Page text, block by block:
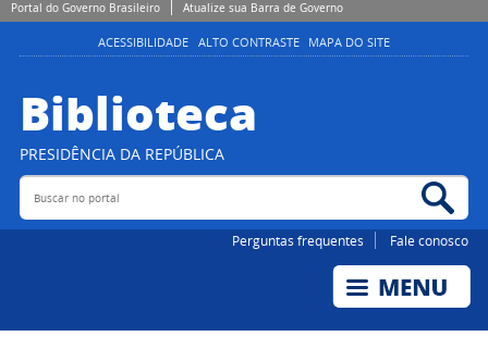
Portal do Governo Brasileiro Atualize sua Barra de Governo
ACESSIBILIDADE ALTO CONTRASTE MAPA DO SITE
Biblioteca
PRESIDÊNCIA DA REPÚBLICA
Buscar no portal
Perguntas frequentes Fale conosco